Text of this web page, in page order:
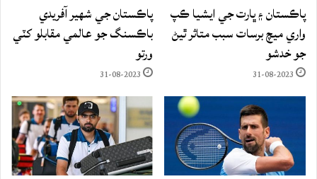
پاڪستان ۽ ڀارت جي ايشيا ڪپ
واري ميچ برسات سبب متاثر ٿيڻ
جو خدشو
31-08-2023
پاڪستان جي شهير آفريدي
باڪسنگ جو عالمي مقابلو کٽي
ورتو
31-08-2023